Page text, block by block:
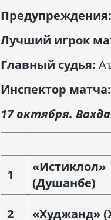
Предупреждения:
Лучший игрок
Главный судья:
Инспектор матча:
17 октября.
1
«Истиклол»
(Душанбе)
2 «Худжанд»